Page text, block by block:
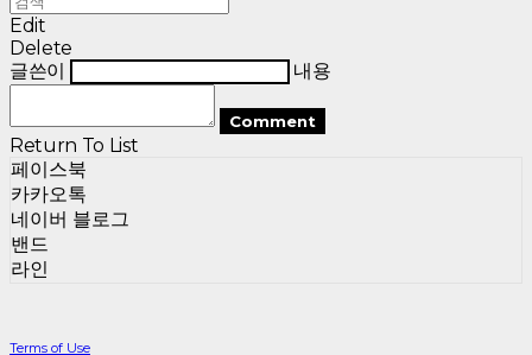
Edit
Delete
글쓴이
내용
Comment
Return To List
페이스북
카카오톡
네이버 블로그
밴드
라인
Terms of Use